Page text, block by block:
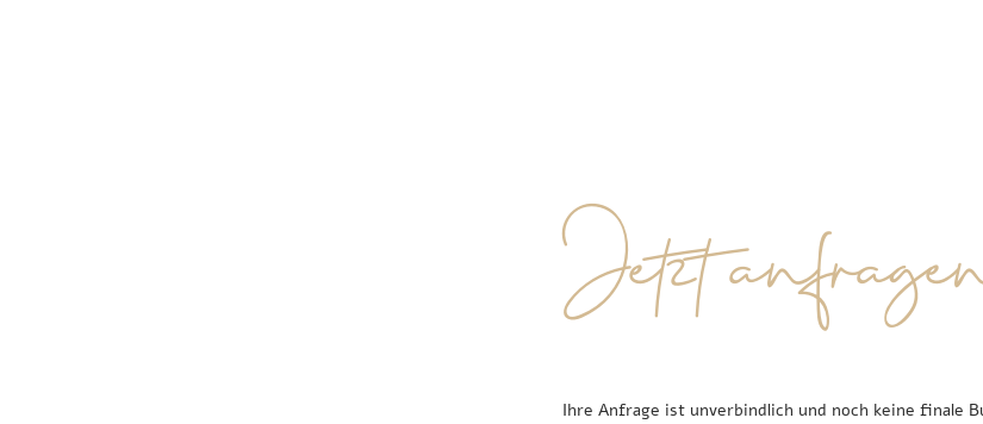
Jetzt
Ihre Anfrage ist unverbindlich und noch keine finale